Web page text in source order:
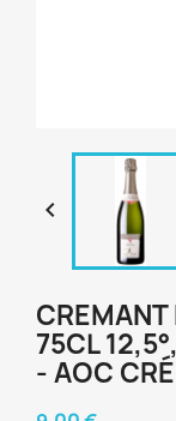

CREMANT
75CL
- AOC